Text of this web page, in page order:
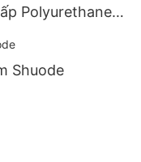
Polyurethane
Shuode